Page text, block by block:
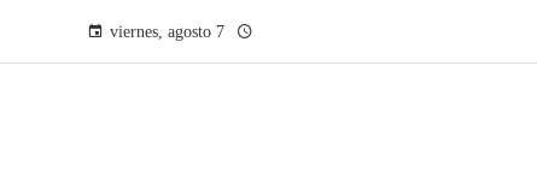
viernes, agosto 7